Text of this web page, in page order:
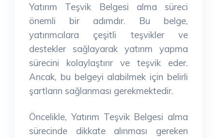
Yatırım Teşvik Belgesi alma süreci
önemli bir adımdır. Bu belge,
yatırımcılara çeşitli teşvikler ve
destekler sağlayarak yatırım yapma
sürecini kolaylaştırır ve teşvik eder.
Ancak, bu belgeyi alabilmek için belirli
şartların sağlanması gerekmektedir.
Öncelikle, Yatırım Teşvik Belgesi alma
sürecinde dikkate alınması gereken